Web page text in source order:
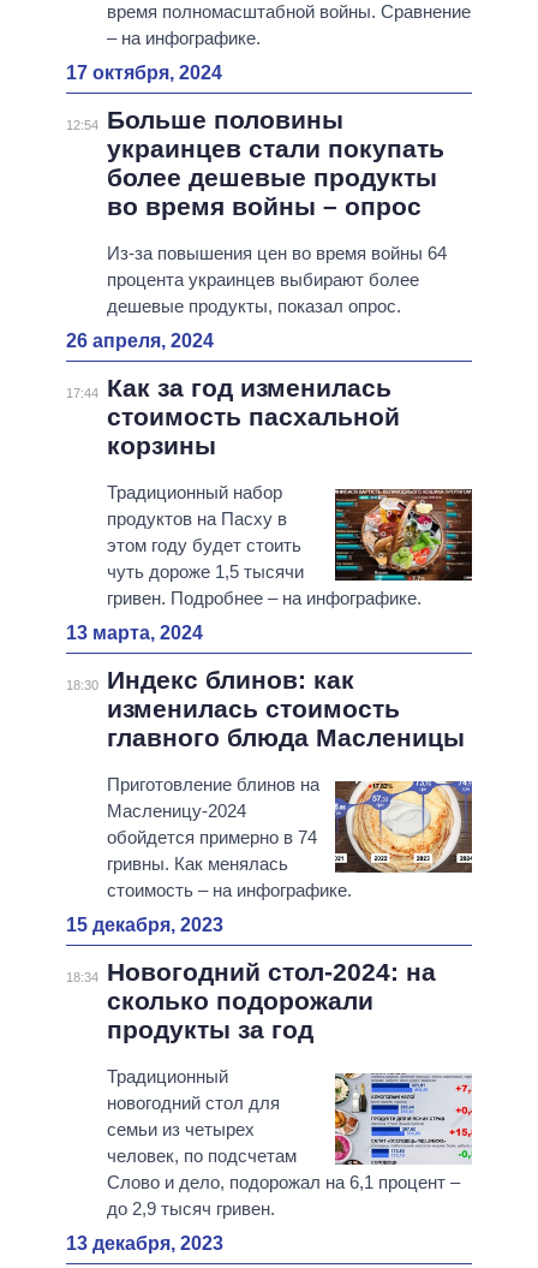
время полномасштабной войны. Сравнение
– на инфографике.
17 октября, 2024
12:54
Больше половины
украинцев стали покупать
более дешевые продукты
во время войны – опрос
Из-за повышения цен во время войны 64
процента украинцев выбирают более
дешевые продукты, показал опрос.
26 апреля, 2024
17:44
Как за год изменилась
стоимость пасхальной
корзины
Традиционный набор
продуктов на Пасху в
этом году будет стоить
чуть дороже 1,5 тысячи
гривен. Подробнее – на инфографике.
13 марта, 2024
18:30
Индекс блинов: как
изменилась стоимость
главного блюда Масленицы
Приготовление блинов на
Масленицу-2024
обойдется примерно в 74
гривны. Как менялась
стоимость – на инфографике.
15 декабря, 2023
18:34
Новогодний стол-2024: на
сколько подорожали
продукты за год
Традиционный
новогодний стол для
семьи из четырех
человек, по подсчетам
Слово и дело, подорожал на 6,1 процент –
до 2,9 тысяч гривен.
13 декабря, 2023